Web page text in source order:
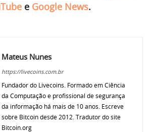
e Google News.
Mateus Nunes
https://livecoins.com.br
Fundador do Livecoins. Formado em Ciência
da Computação e profissional de segurança
da informação há mais de 10 anos. Escreve
sobre Bitcoin desde 2012. Tradutor do site
Bitcoin.org